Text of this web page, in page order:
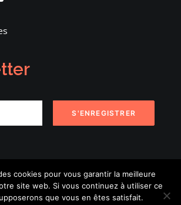
en Seine. | Tous droits réservés.
cookies pour vous garantir la meilleure
site web. Si vous continuez à utiliser ce
que vous en êtes satisfait.